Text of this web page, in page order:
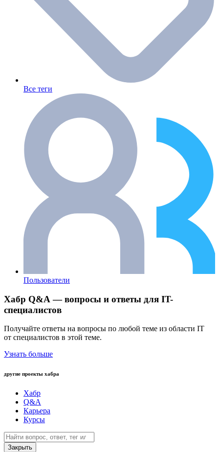
Все теги
Пользователи
Хабр Q&A — вопросы и ответы для IT-
специалистов
Получайте ответы на вопросы по любой теме из области IT
от специалистов в этой теме.
Узнать больше
другие проекты хабра
Хабр
Q&A
Карьера
Курсы
Закрыть